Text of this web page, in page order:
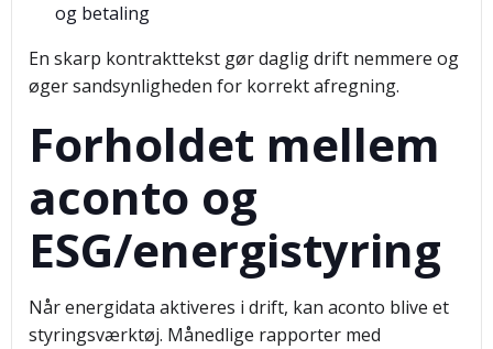
og betaling
En skarp kontrakttekst gør daglig drift nemmere og
øger sandsynligheden for korrekt afregning.
Forholdet mellem
aconto og
ESG/energistyring
Når energidata aktiveres i drift, kan aconto blive et
styringsværktøj. Månedlige rapporter med